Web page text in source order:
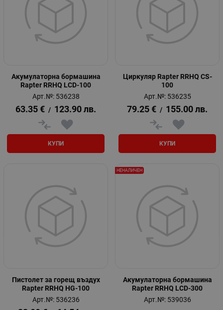
Акумулаторна бормашина
Rapter RRHQ LCD-100
Арт.№: 536238
63.35 € / 123.90 лв.
КУПИ
Циркуляр Rapter RRHQ CS-
100
Арт.№: 536235
79.25 € / 155.00 лв.
КУПИ
Пистолет за горещ въздух
Rapter RRHQ HG-100
Арт.№: 536236
Акумулаторна бормашина
Rapter RRHQ LCD-300
Арт.№: 539036
НЕНАЛИЧЕН